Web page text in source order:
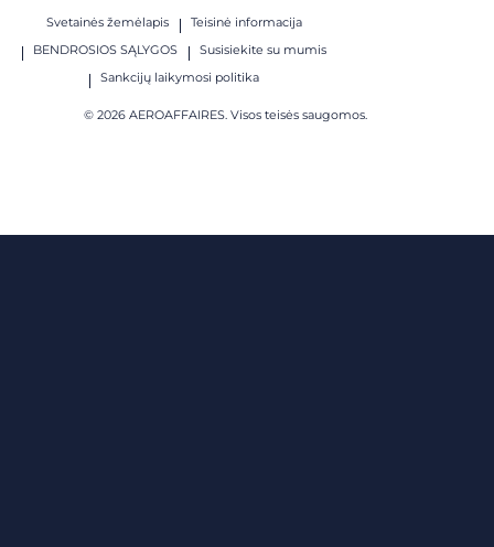
Svetainės žemėlapis
Teisinė informacija
BENDROSIOS SĄLYGOS
Susisiekite su mumis
Sankcijų laikymosi politika
© 2026 AEROAFFAIRES. Visos teisės saugomos.